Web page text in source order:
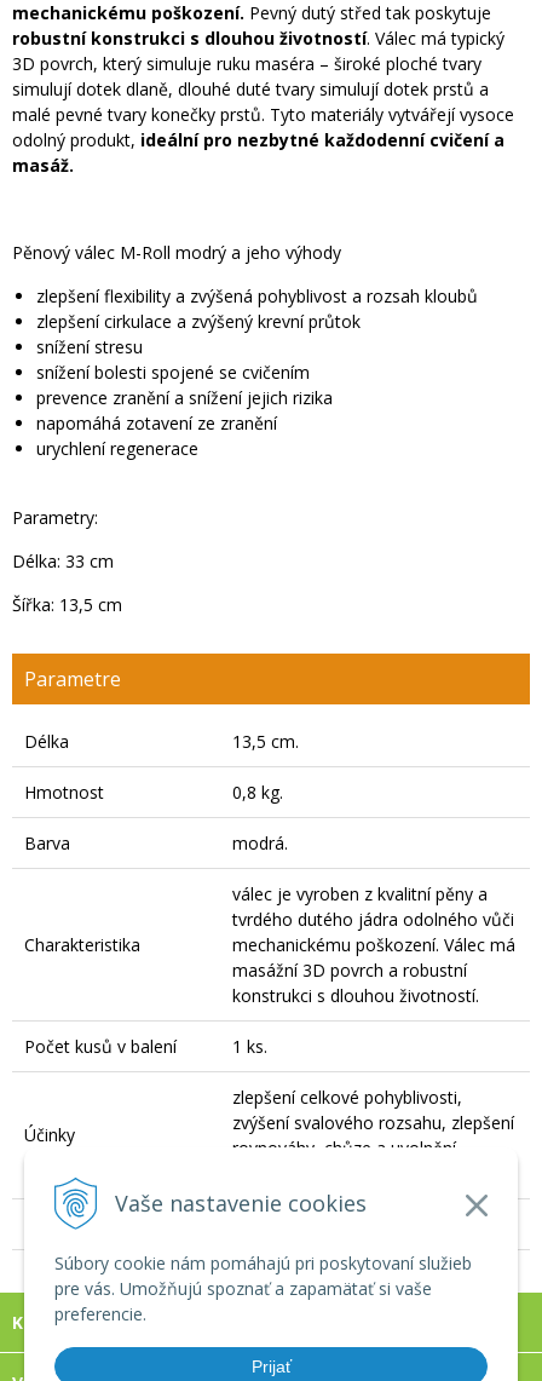
Vaše nastavenie cookies
Súbory cookie nám pomáhajú pri poskytovaní služieb
pre vás. Umožňujú spoznať a zapamätať si vaše
preferencie.
Prijať
mechanickému poškození. Pevný dutý střed tak poskytuje
robustní konstrukci s dlouhou životností. Válec má typický
3D povrch, který simuluje ruku maséra – široké ploché tvary
simulují dotek dlaně, dlouhé duté tvary simulují dotek prstů a
malé pevné tvary konečky prstů. Tyto materiály vytvářejí vysoce
odolný produkt, ideální pro nezbytné každodenní cvičení a
masáž.
Pěnový válec M-Roll modrý a jeho výhody
zlepšení flexibility a zvýšená pohyblivost a rozsah kloubů
zlepšení cirkulace a zvýšený krevní průtok
snížení stresu
snížení bolesti spojené se cvičením
prevence zranění a snížení jejich rizika
napomáhá zotavení ze zranění
urychlení regenerace
Parametry:
Délka: 33 cm
Šířka: 13,5 cm
Parametre
Délka 13,5 cm.
Hmotnost 0,8 kg.
Barva modrá.
Charakteristika
válec je vyroben z kvalitní pěny a
tvrdého dutého jádra odolného vůči
mechanickému poškození. Válec má
masážní 3D povrch a robustní
konstrukci s dlouhou životností.
Počet kusů v balení 1 ks.
Účinky
zlepšení celkové pohyblivosti,
zvýšení svalového rozsahu, zlepšení
rovnováhy, chůze a uvolnění
Veľkosť
KONTAKT